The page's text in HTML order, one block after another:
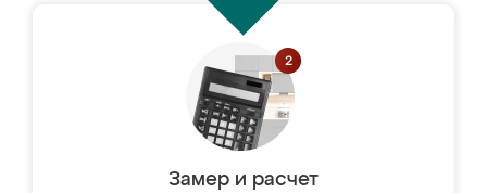
Замер и расчет